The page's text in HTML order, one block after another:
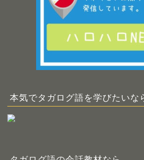
本気でタガログ語を学びたいな